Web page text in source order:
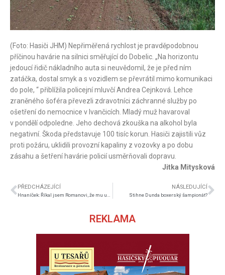
(Foto: Hasiči JHM) Nepřiměřená rychlost je pravděpodobnou
příčinou havárie na silnici směřující do Dobelic. „Na horizontu
jedoucí řidič nákladního auta si neuvědomil, že je před ním
zatáčka, dostal smyk a s vozidlem se převrátil mimo komunikaci
do pole, “ přiblížila policejní mluvčí Andrea Cejnková. Lehce
zraněného šoféra převezli zdravotníci záchranné služby po
ošetření do nemocnice v Ivančicích. Mladý muž havaroval
v pondělí odpoledne. Jeho dechová zkouška na alkohol byla
negativní. Škoda představuje 100 tisíc korun. Hasiči zajistili vůz
proti požáru, uklidili provozní kapaliny z vozovky a po dobu
zásahu a šetření havárie policií usměrňovali dopravu.
Jitka Mitysková
PŘEDCHÁZEJÍCÍ NÁSLEDUJÍCÍ
Stihne Dunda boxerský šampionát?
REKLAMA